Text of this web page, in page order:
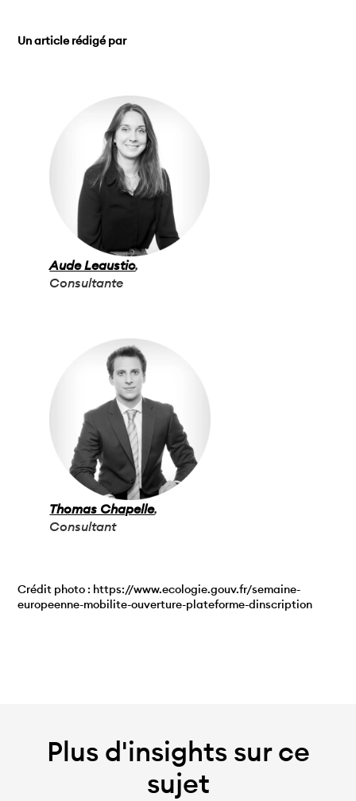
Un article rédigé par
Aude Leaustic,
Consultante
Thomas Chapelle,
Consultant
Crédit photo : https://www.ecologie.gouv.fr/semaine-
europeenne-mobilite-ouverture-plateforme-dinscription
Plus d'insights sur ce
sujet